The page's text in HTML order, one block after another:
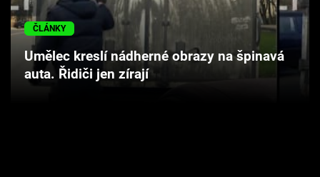
Cool Esport
Pořady
ČLÁNKY
Umělec kreslí nádherné obrazy na špinavá
auta. Řidiči jen zírají